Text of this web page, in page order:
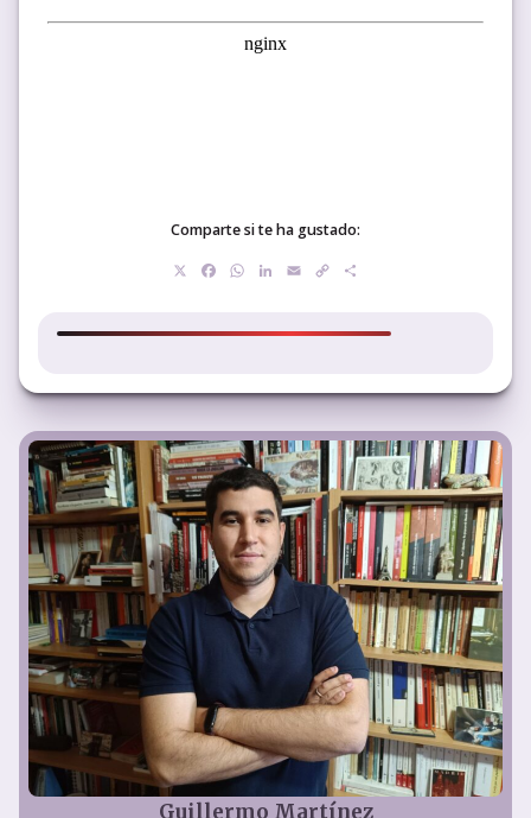
Comparte si te ha gustado:
Facebook
WhatsApp
LinkedIn
EmailCopy
Guillermo Martínez